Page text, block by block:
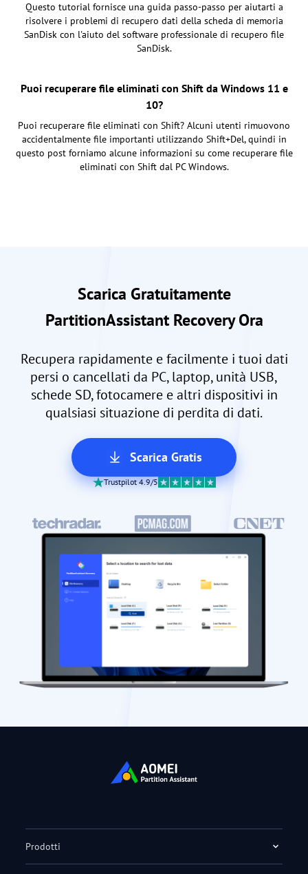
Questo tutorial fornisce una guida passo-passo per aiutarti a
risolvere i problemi di recupero dati della scheda di memoria
SanDisk con l'aiuto del software professionale di recupero file
SanDisk.
Puoi recuperare file eliminati con Shift da Windows 11 e
10?
Puoi recuperare file eliminati con Shift? Alcuni utenti rimuovono
accidentalmente file importanti utilizzando Shift+Del, quindi in
questo post forniamo alcune informazioni su come recuperare file
eliminati con Shift dal PC Windows.
Scarica Gratuitamente
PartitionAssistant Recovery Ora
Recupera rapidamente e facilmente i tuoi dati
persi o cancellati da PC, laptop, unità USB,
schede SD, fotocamere e altri dispositivi in
qualsiasi situazione di perdita di dati.
Scarica Gratis
Trustpilot 4.9/5
Prodotti